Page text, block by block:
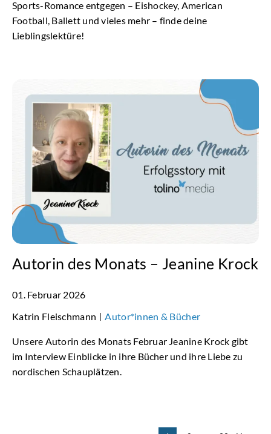
Sports-Romance entgegen – Eishockey, American
Football, Ballett und vieles mehr – finde deine
Lieblingslektüre!
Autorin des Monats – Jeanine Krock
01. Februar 2026
Katrin Fleischmann | Autor*innen & Bücher
Unsere Autorin des Monats Februar Jeanine Krock gibt
im Interview Einblicke in ihre Bücher und ihre Liebe zu
nordischen Schauplätzen.